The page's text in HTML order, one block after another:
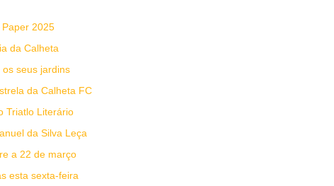
2025
da Calheta
seus jardins
da Calheta FC
Triatlo Literário
da Silva Leça
a 22 de março
esta sexta-feira